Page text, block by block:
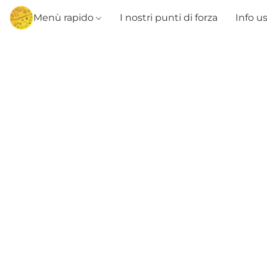
Menù rapido I nostri punti di forza Info